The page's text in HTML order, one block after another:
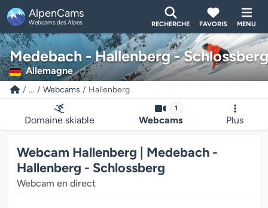
AlpenCams
Webcams des Alpes RECHERCHE FAVORIS MENU
Medebach - Hallenberg - Schlossberg
Allemagne
... Webcams Hallenberg
Domaine skiable
1
Webcams Plus
Webcam Hallenberg | Medebach -
Hallenberg - Schlossberg
Webcam en direct